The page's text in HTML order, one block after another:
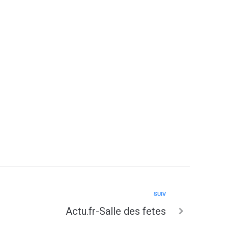
SUIV
Actu.fr-Salle des fetes